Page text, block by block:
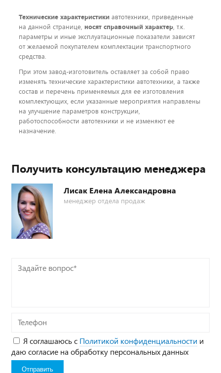
Технические характеристики автотехники, приведенные
на данной странице, носят справочный характер, т.к.
параметры и иные эксплуатационные показатели зависят
от желаемой покупателем комплектации транспортного
средства.
При этом завод-изготовитель оставляет за собой право
изменять технические характеристики автотехники, а также
состав и перечень применяемых для ее изготовления
комплектующих, если указанные мероприятия направлены
на улучшение параметров конструкции,
работоспособности автотехники и не изменяют ее
назначение.
Получить консультацию менеджера
Лисак Елена Александровна
менеджер отдела продаж
Задайте
Телефон
Я соглашаюсь с Политикой конфиденциальности и
даю согласие на обработку персональных данных